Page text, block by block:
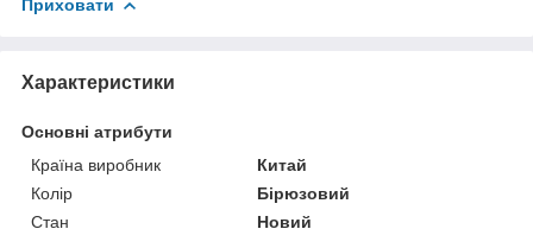
Приховати
Характеристики
Основні атрибути
Країна виробник
Китай
Колір
Бірюзовий
Стан
Новий